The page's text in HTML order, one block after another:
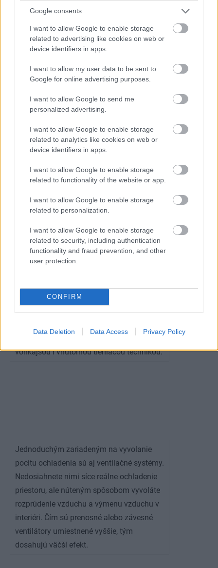
Google consents
I want to allow Google to enable storage
related to advertising like cookies on web or
device identifiers in apps.
I want to allow my user data to be sent to
Google for online advertising purposes.
I want to allow Google to send me
personalized advertising.
I want to allow Google to enable storage
related to analytics like cookies on web or
device identifiers in apps.
I want to allow Google to enable storage
related to functionality of the website or app.
I want to allow Google to enable storage
related to personalization.
I want to allow Google to enable storage
related to security, including authentication
functionality and fraud prevention, and other
user protection.
CONFIRM
Data Deletion Data Access Privacy Policy
Energetickú náročnosť klimatizácie si všímajte už pri jej
výbere. V ponuke sú klimatizačné jednotky buď s
invertorom, alebo bez invertora. Je to zariadenie, ktoré
reguluje výkon klimatizácie podľa aktuálneho stavu. Ak
nie je súčasťou klimatizácie, regulácia prebieha iba
nárazové spustenie a zastavenie odberu elektrického
náročnejšie, než plynulý prevádzkový odber. Okrem toho
súvislý chod klimatizácie je šetrnejší k jednotlivým
teplotu v interiéri bez zbytočných výkyvov.
Účinná pomoc pred horúčavami v interiéri
stien domu. Ak chcete efektívne eliminovať
prehrievanie interiéru aj iným spôsobom,
slnkom najmä okná, a to vhodnou
vonkajšou i vnútornou tieniacou technikou.
Jednoduchým zariadeným na vyvolanie
pocitu ochladenia sú aj ventilačné systémy.
Nedosiahnete nimi síce reálne ochladenie
priestoru, ale núteným spôsobom vyvoláte
rozprúdenie vzduchu a výmenu vzduchu v
interiéri. Čím sú prenosné alebo závesné
ventilátory umiestnené vyššie, tým
dosahujú väčší efekt.